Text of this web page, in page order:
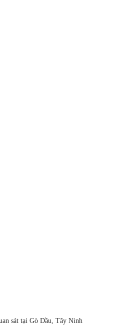
sát tại Gò Dầu, Tây Ninh